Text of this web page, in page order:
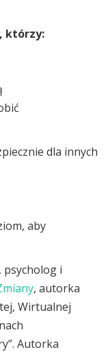
którzy:
dla innych
aby
, psycholog i
, autorka
Wirtualnej
Autorka